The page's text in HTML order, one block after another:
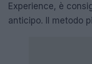
Experience, è
anticipo. Il metodo